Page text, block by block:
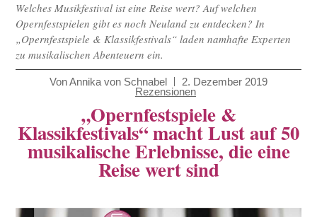
Welches Musikfestival ist eine Reise wert? Auf welchen
Opernfestspielen gibt es noch Neuland zu entdecken? In
„Opernfestspiele & Klassikfestivals“ laden namhafte Experten
zu musikalischen Abenteuern ein.
VonAnnika von Schnabel
2. Dezember 2019
Rezensionen
„Opernfestspiele &
Klassikfestivals“ macht Lust auf 50
musikalische Erlebnisse, die eine
Reise wert sind